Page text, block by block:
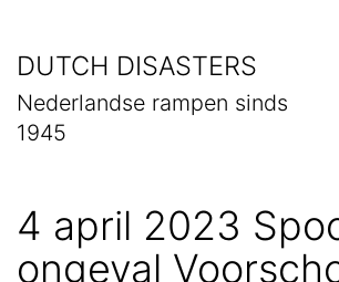
DUTCH DISASTERS
Nederlandse rampen sinds
1945
4 april 2023
ongeval